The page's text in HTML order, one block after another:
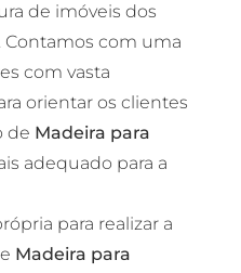
de imóveis dos
Contamos com uma
com vasta
orientar os clientes
de Madeira para
adequado para a
para realizar a
Madeira para